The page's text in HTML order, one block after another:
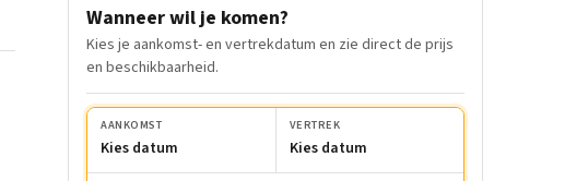
Wanneer wil je komen?
Kies je aankomst- en vertrekdatum en zie direct de prijs
en beschikbaarheid.
AANKOMST
Kies datum
VERTREK
Kies datum